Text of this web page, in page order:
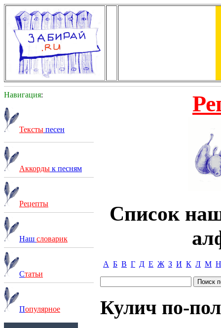
Навигация:
Тексты песен
Аккорды к песням
Рецепты
Наш словарик
Статьи
Популярное
Список
А Б В Г Д Е Ж З И К Л М Н
Кулич по-